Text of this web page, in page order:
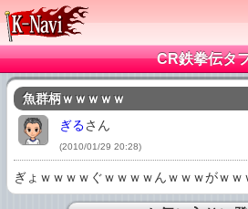
CR鉄拳伝タ
魚群柄ｗｗｗｗｗ
ぎるさん
(2010/01/29 20:28)
ぎょｗｗｗｗぐｗｗｗｗんｗｗｗがｗｗ